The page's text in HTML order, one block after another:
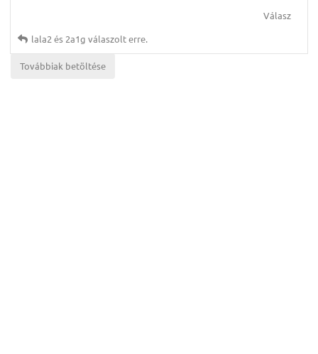
Válasz
lala2 és 2a1g válaszolt erre.
Továbbiak betöltése